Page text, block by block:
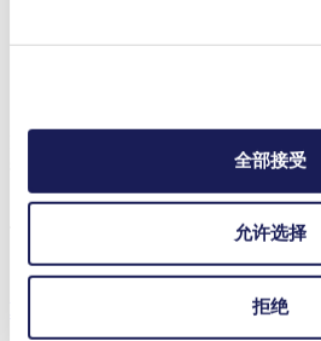
全部接受
允许选择
拒绝